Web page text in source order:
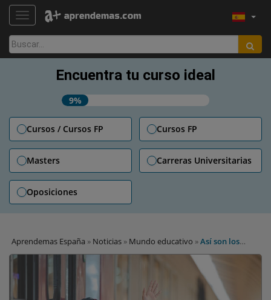
TOGGLE NAVIGATION
Buscar:
Encuentra tu curso ideal
9%
Cursos / Cursos FP Cursos FP
Masters Carreras Universitarias
Oposiciones
Aprendemas España » Noticias » Mundo educativo »Así son los
descuentos de transporte y Pase Interrail para jóvenes este